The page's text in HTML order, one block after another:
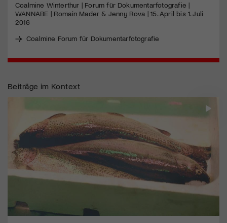
Coalmine Winterthur | Forum für Dokumentarfotografie |
WANNABE | Romain Mader & Jenny Rova | 15. April bis 1. Juli
2016
Coalmine Forum für Dokumentarfotografie
Beiträge im Kontext